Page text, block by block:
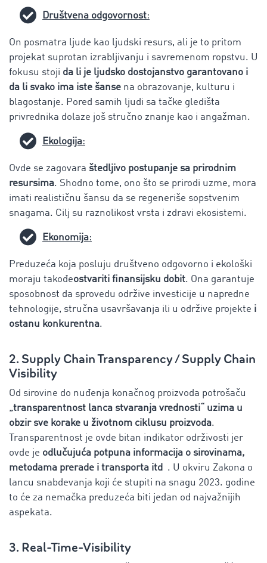
Društvena odgovornost:
On posmatra ljude kao ljudski resurs, ali je to pritom
projekat suprotan izrabljivanju i savremenom ropstvu. U
fokusu stoji da li je ljudsko dostojanstvo garantovano i
da li svako ima iste šanse na obrazovanje, kulturu i
blagostanje. Pored samih ljudi sa tačke gledišta
privrednika dolaze još stručno znanje kao i angažman.
Ekologija:
Ovde se zagovara štedljivo postupanje sa prirodnim
resursima. Shodno tome, ono što se prirodi uzme, mora
imati realističnu šansu da se regeneriše sopstvenim
snagama. Cilj su raznolikost vrsta i zdravi ekosistemi.
Ekonomija:
Preduzeća koja posluju društveno odgovorno i ekološki
moraju takođeostvariti finansijsku dobit. Ona garantuje
sposobnost da sprovedu održive investicije u napredne
tehnologije, stručna usavršavanja ili u održive projekte i
ostanu konkurentna.
2. Supply Chain Transparency / Supply Chain
Visibility
Od sirovine do nuđenja konačnog proizvoda potrošaču
„transparentnost lanca stvaranja vrednosti“ uzima u
obzir sve korake u životnom ciklusu proizvoda.
Transparentnost je ovde bitan indikator održivosti jer
ovde je odlučujuća potpuna informacija o sirovinama,
metodama prerade i transporta itd
. U okviru Zakona o
lancu snabdevanja koji će stupiti na snagu 2023. godine
to će za nemačka preduzeća biti jedan od najvažnijih
aspekata.
3. Real-Time-Visibility